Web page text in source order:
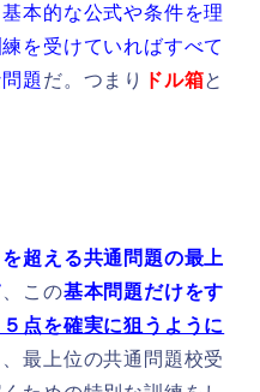
本的な公式や条件を理
を受けていればすべて
題 だ。つまり ドル箱と
超える共通問題の最上
、この基本問題だけをす
５点を確実に狙うように
最上位の共通問題校受